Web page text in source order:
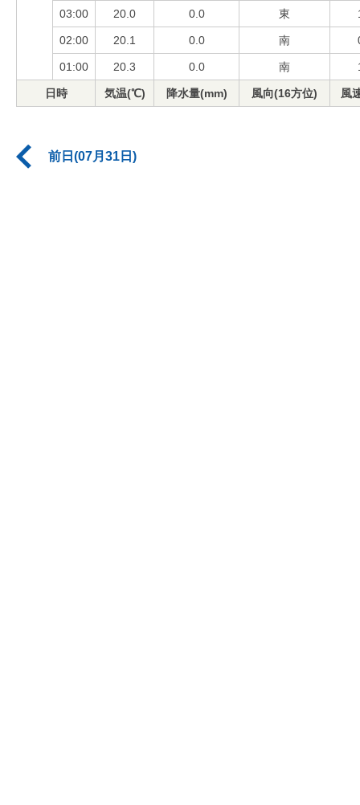
03:00 20.0 0.0 東
02:00 20.1 0.0 南
01:00 20.3 0.0 南
日時 気温(℃) 降水量(mm) 風向(16方位) 風
前日(07月31日)